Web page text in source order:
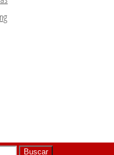
Buscar